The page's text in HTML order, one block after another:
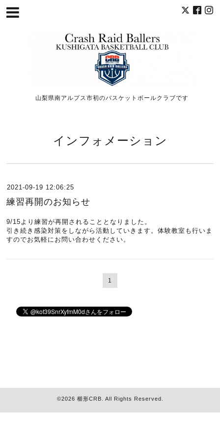
山梨県南アルプス市初のバスケットボールクラブです
インフォメーション
2021-09-19 12:06:25
練習再開のお知らせ
9/15より練習が再開されることとなりました。
引き続き感染対策をしながら活動していきます。体験教室も行いま
すのでお気軽にお問い合わせください。
1
©2026 櫛形CRB . All Rights Reserved.